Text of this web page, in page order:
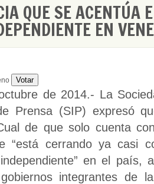
QUE SE ACENTÚA
EN
de 2014.- La
Prensa (SIP) expresó
de que solo cuenta
“está cerrando ya casi
en el país,
integrantes de